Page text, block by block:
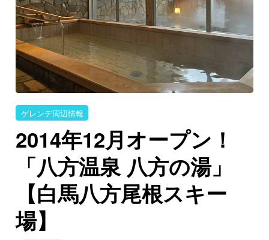
ゲレンデ周辺情報
2014年12月オープン！
「八方温泉 八方の湯」
【白馬八方尾根スキー
場】